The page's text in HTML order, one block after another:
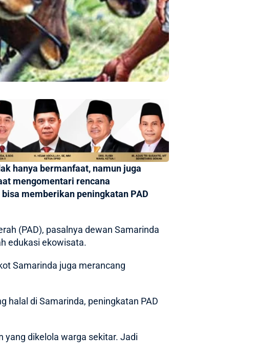
hanya bermanfaat, namun juga
mengomentari rencana
memberikan peningkatan PAD
(PAD), pasalnya dewan Samarinda
edukasi ekowisata.
Samarinda juga merancang
halal di Samarinda, peningkatan PAD
yang dikelola warga sekitar. Jadi